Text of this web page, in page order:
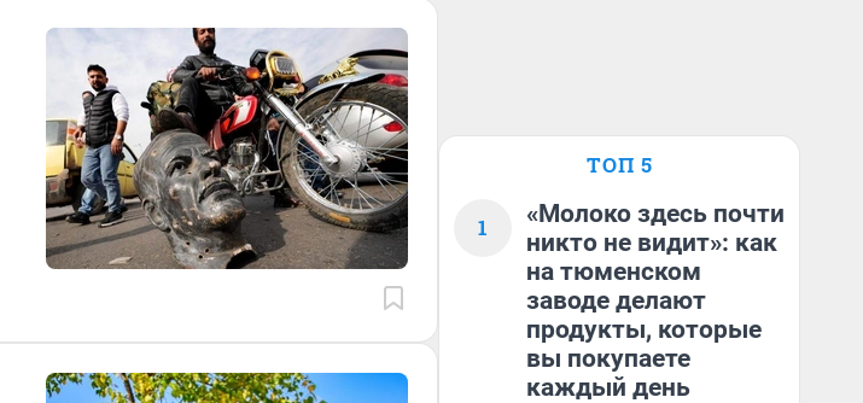
ТОП 5
1
«Молоко здесь почти
никто не видит»: как
на тюменском
заводе делают
продукты, которые
вы покупаете
каждый день